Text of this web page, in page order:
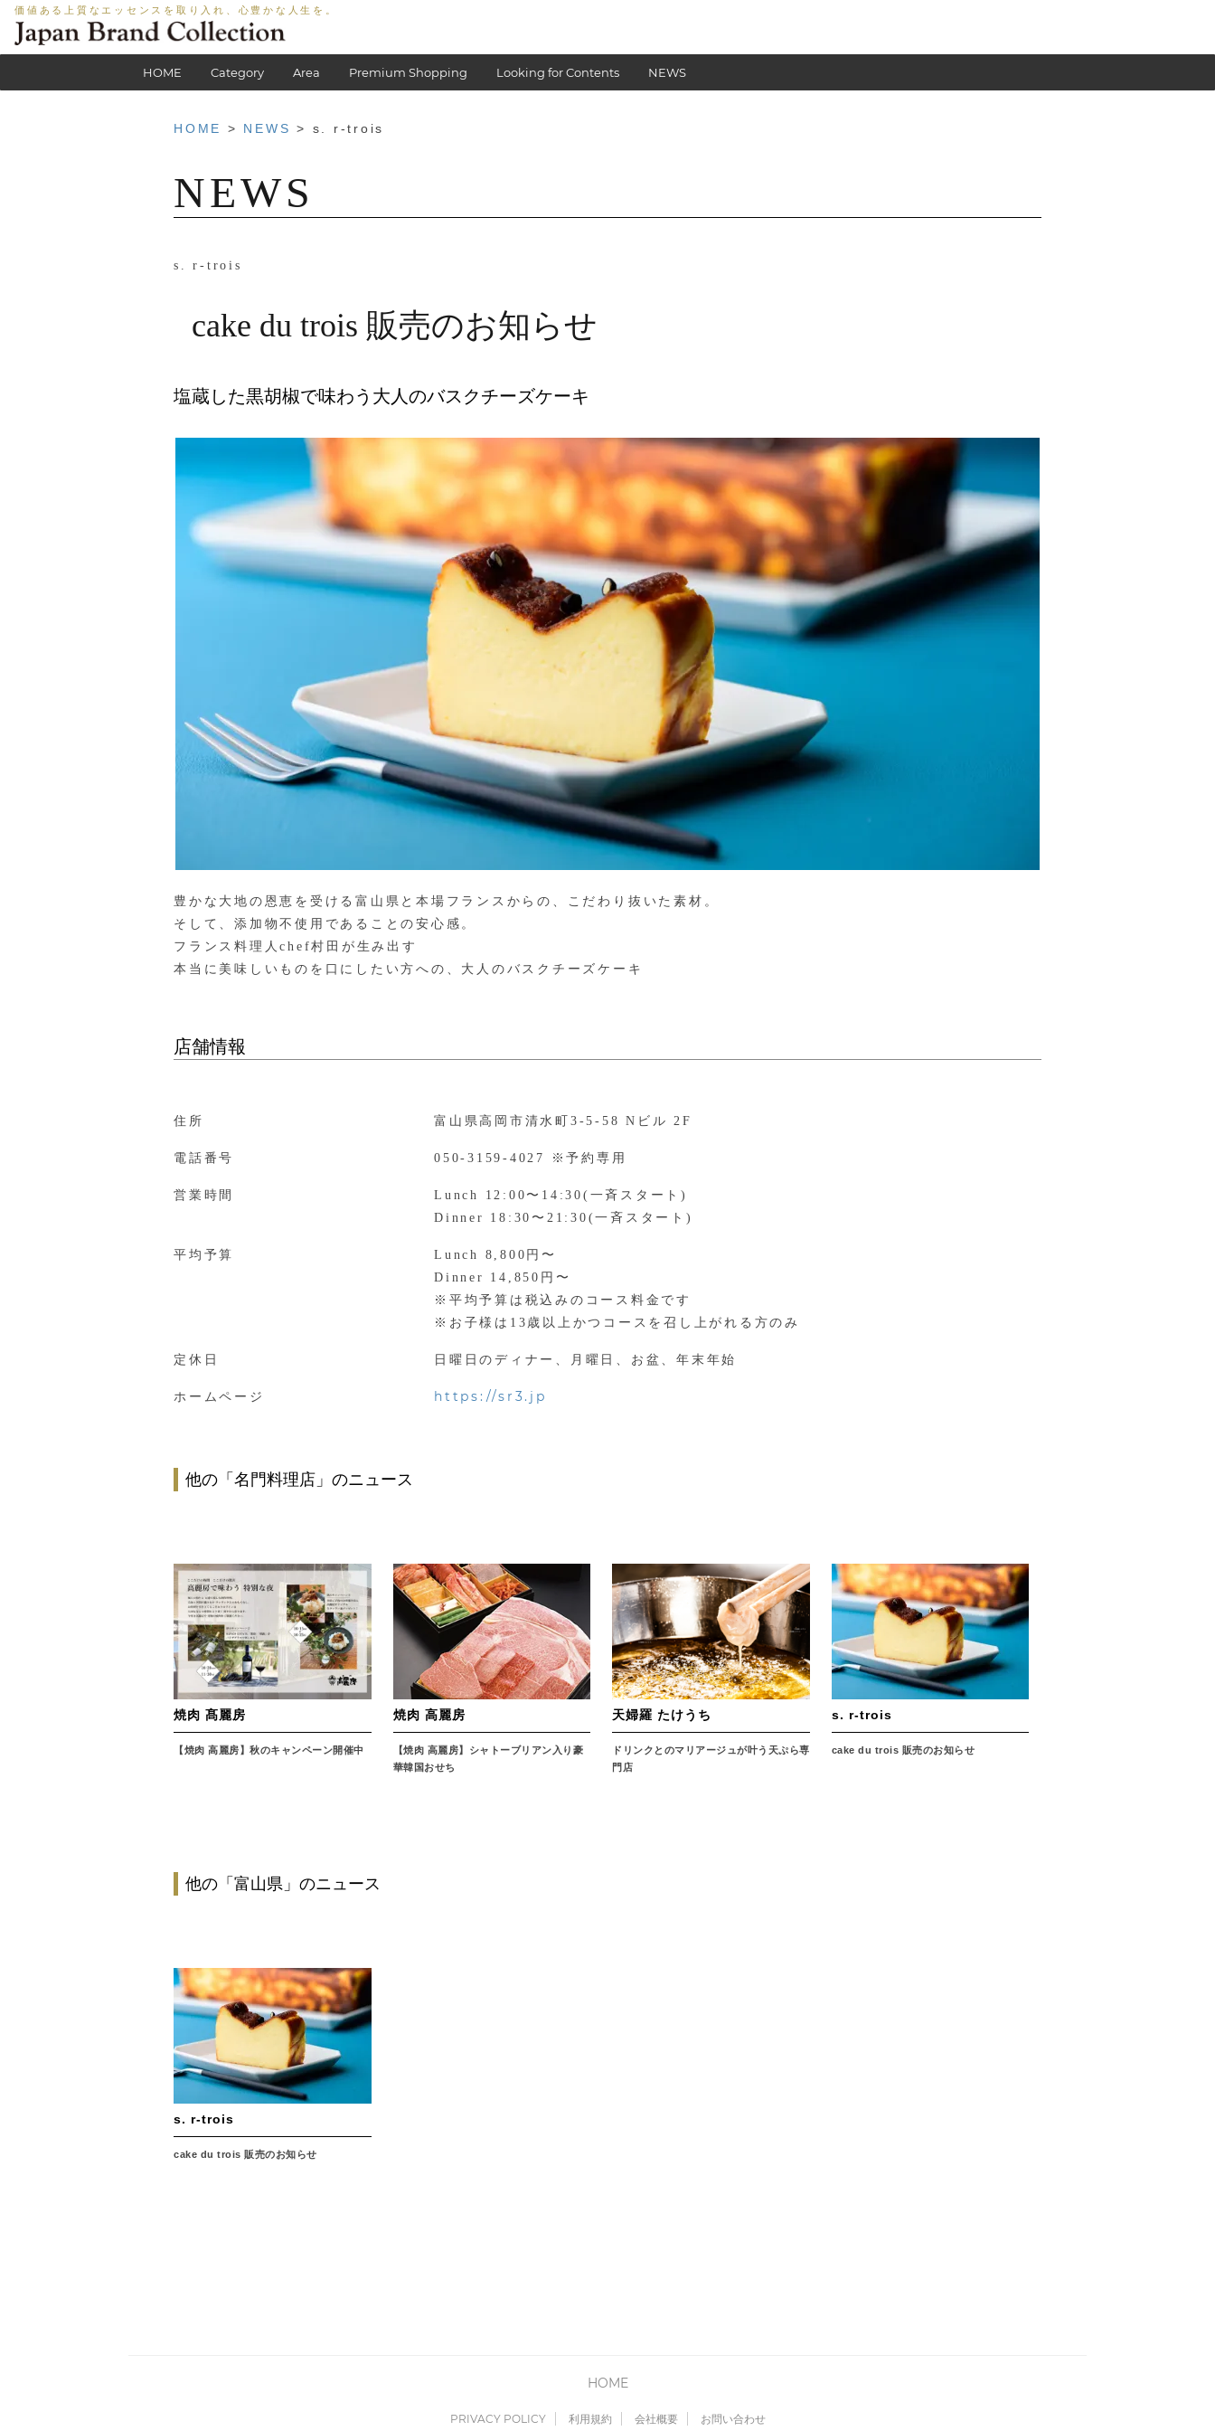
価値ある上質なエッセンスを取り入れ、心豊かな人生を。
HOME Category Area Premium Shopping Looking for Contents NEWS
HOME > NEWS > s. r-trois
NEWS
s. r-trois
cake du trois 販売のお知らせ
塩蔵した黒胡椒で味わう大人のバスクチーズケーキ
豊かな大地の恩恵を受ける富山県と本場フランスからの、こだわり抜いた素材。
そして、添加物不使用であることの安心感。
フランス料理人chef村田が生み出す
本当に美味しいものを口にしたい方への、大人のバスクチーズケーキ
店舗情報
住所 富山県高岡市清水町3-5-58 Nビル 2F
電話番号 050-3159-4027 ※予約専用
営業時間
Lunch 12:00〜14:30(一斉スタート)
Dinner 18:30〜21:30(一斉スタート)
平均予算
Lunch 8,800円〜
Dinner 14,850円〜
※平均予算は税込みのコース料金です
※お子様は13歳以上かつコースを召し上がれる方のみ
定休日 日曜日のディナー、月曜日、お盆、年末年始
ホームページ https://sr3.jp
他の「名門料理店」のニュース
焼肉 髙麗房
【焼肉 高麗房】秋のキャンペーン開催中
焼肉 高麗房
【焼肉 高麗房】シャトーブリアン入り豪
華韓国おせち
天婦羅 たけうち
ドリンクとのマリアージュが叶う天ぷら専
門店
s. r-trois
cake du trois 販売のお知らせ
他の「富山県」のニュース
s. r-trois
cake du trois 販売のお知らせ
HOME
PRIVACY POLICY 利用規約 会社概要 お問い合わせ